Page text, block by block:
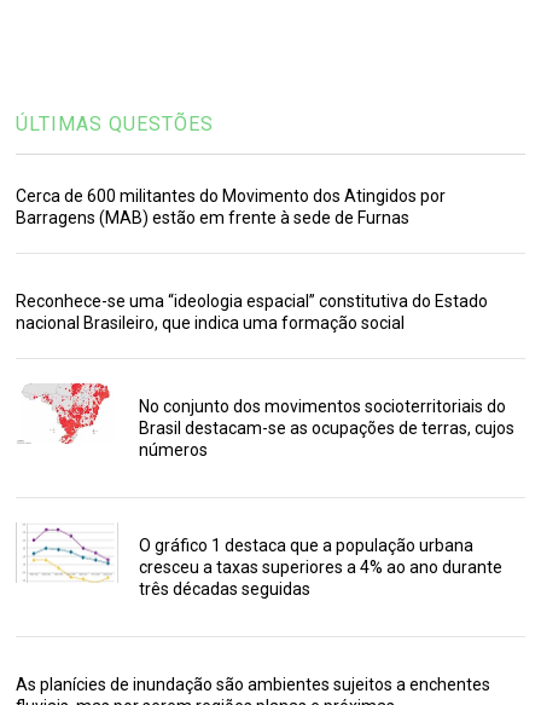
ÚLTIMAS QUESTÕES
Cerca de 600 militantes do Movimento dos Atingidos por
Barragens (MAB) estão em frente à sede de Furnas
Reconhece-se uma “ideologia espacial” constitutiva do Estado
nacional Brasileiro, que indica uma formação social
No conjunto dos movimentos socioterritoriais do
Brasil destacam-se as ocupações de terras, cujos
números
O gráfico 1 destaca que a população urbana
cresceu a taxas superiores a 4% ao ano durante
três décadas seguidas
As planícies de inundação são ambientes sujeitos a enchentes